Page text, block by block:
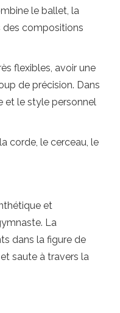
le ballet, la
des compositions
flexibles, avoir une
de précision. Dans
et le style personnel
corde, le cerceau, le
et
La
dans la figure de
saute à travers la